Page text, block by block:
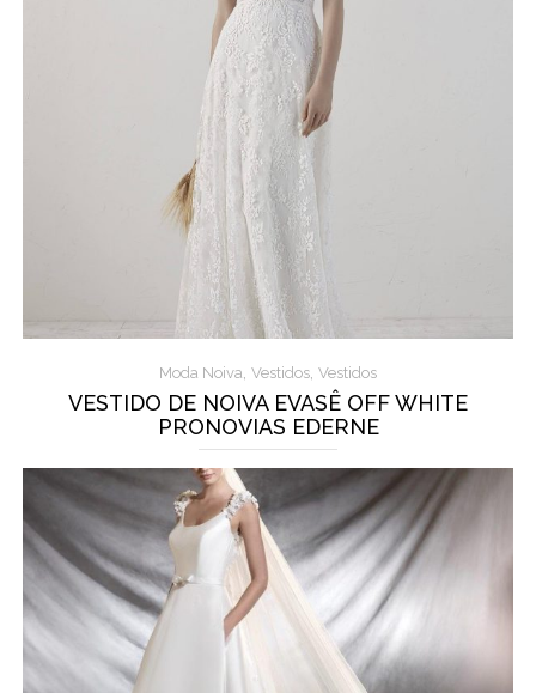
Moda Noiva, Vestidos, Vestidos
VESTIDO DE NOIVA EVASÊ OFF WHITE
PRONOVIAS EDERNE